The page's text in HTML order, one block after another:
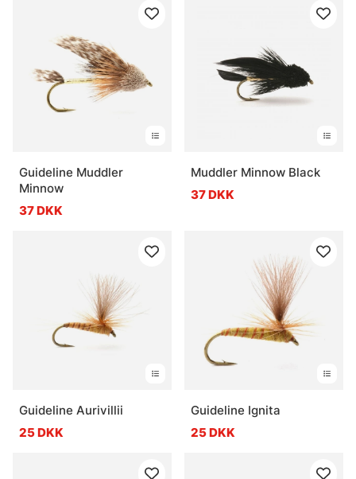
Guideline Muddler
Minnow
37 DKK
Muddler Minnow Black
37 DKK
Guideline Aurivillii
25 DKK
Guideline Ignita
25 DKK